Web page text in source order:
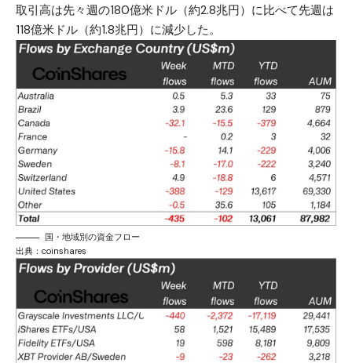
取引高は先々週の180億米ドル（約2.8兆円）に比べて先週は
118億米ドル（約1.8兆円）に減少した。
国・地域別の資金フロー
出典： coinshares